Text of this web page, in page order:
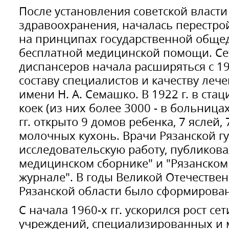
После установления советской
здравоохранения, началась
на принципах государственной
бесплатной медицинской помощи.
диспансеров начала расширяться с
составу специалистов и качеству
имени Н. А. Семашко. В 1922 г. в
коек (из них более 3000 - в
гг. открыто 9 домов ребенка, 7 яслей,
молочных кухонь. Врачи Рязанской
исследовательскую работу,
медицинском сборнике" и
журнале". В годы Великой
Рязанской области было
С начала 1960-х гг. ускорился рост
учреждений, специализированных